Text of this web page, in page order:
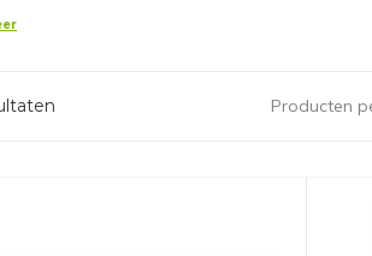
Producten